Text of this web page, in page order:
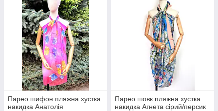
Парео шифон пляжна хустка
накидка Анатолія
Парео шовк пляжна хустка
накидка Агнета сірий/персик